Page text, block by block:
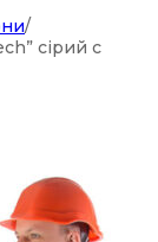
/
сірий с